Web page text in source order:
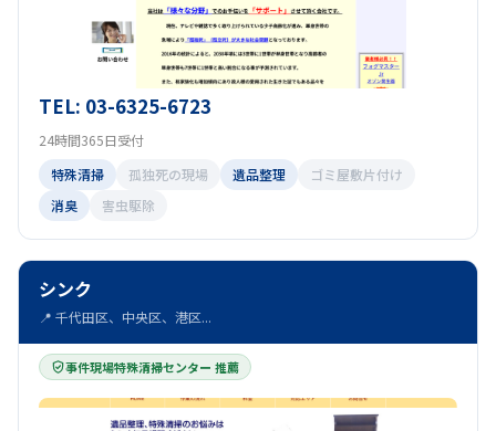
TEL: 03-6325-6723
24時間365日受付
特殊清掃
孤独死の現場 遺品整理
ゴミ屋敷片付け
消臭
害虫駆除
シンク
📍 千代田区、中央区、港区...
事件現場特殊清掃センター 推薦